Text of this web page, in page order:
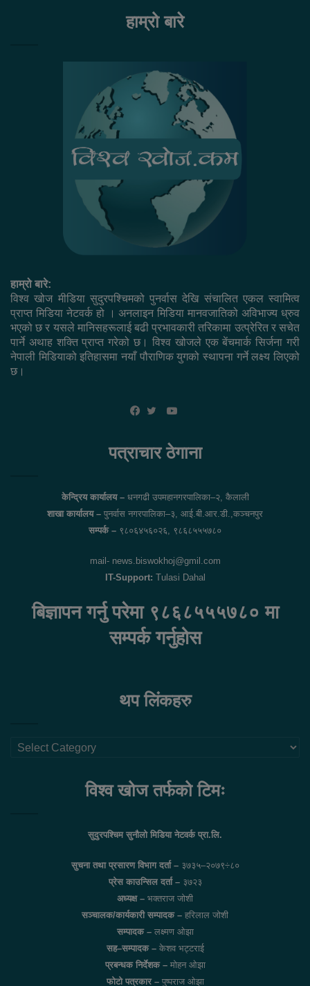
हाम्रो बारे
हाम्रो बारे:
विश्व खोज मीडिया सुदुरपश्चिमको पुनर्वास देखि संचालित एकल स्वामित्व
प्राप्त मिडिया नेटवर्क हो । अनलाइन मिडिया मानवजातिको अविभाज्य ध्रुव
भएको छ र यसले मानिसहरूलाई बढी प्रभावकारी तरिकामा उत्प्रेरित र सचेत
पार्ने अथाह शक्ति प्राप्त गरेको छ। विश्व खोजले एक बेंचमार्क सिर्जना गरी
नेपाली मिडियाको इतिहासमा नयाँ पौराणिक युगको स्थापना गर्ने लक्ष्य लिएको
छ।
YouTube
पत्राचार ठेगाना
केन्द्रिय कार्यालय –धनगढी उपमहानगरपालिका–२, कैलाली
शाखा कार्यालय – पुनर्वास नगरपालिका–३, आई.बी.आर.डी.,कञ्चनपुर
सम्पर्क – ९८०६४५६०२६, ९८६८५५५७८०
mail- news.biswokhoj@gmil.com
IT-Support: Tulasi Dahal
बिज्ञापन गर्नु परेमा ९८६८५५५७८० मा
सम्पर्क गर्नुहोस
थप लिंकहरु
थप
विश्व खोज तर्फको टिमः
सुदुरपश्चिम सुनौलो मिडिया नेटवर्क प्रा.लि.
सुचना तथा प्रसारण विभाग दर्ता – ३७३५–२०७९÷८०
प्रेस काउन्सिल दर्ता – ३७२३
अध्यक्ष – भक्तराज जोशी
सञ्चालक/कार्यकारी सम्पादक – हरिलाल जोशी
सम्पादक –लक्ष्मण ओझा
सह–सम्पादक –केशव भट्टराई
प्रबन्धक निर्देशक –मोहन ओझा
फोटो पत्रकार –पुष्पराज ओझा